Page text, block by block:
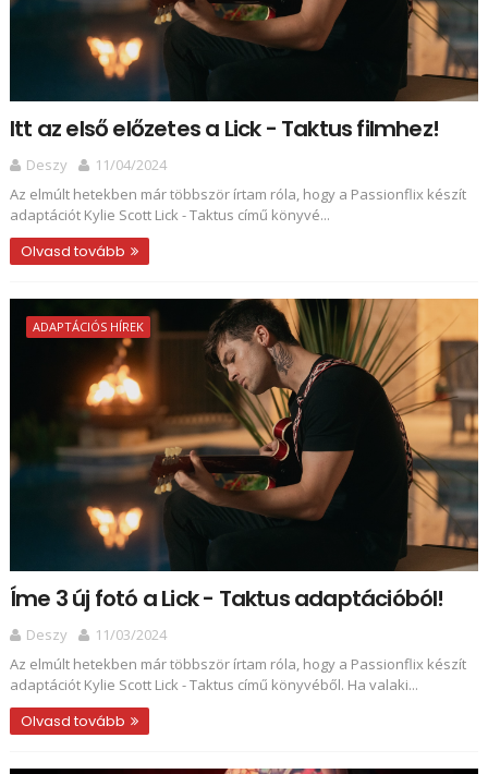
Itt az első előzetes a Lick - Taktus filmhez!
Deszy
11/04/2024
Az elmúlt hetekben már többször írtam róla, hogy a Passionflix készít
adaptációt Kylie Scott Lick - Taktus című könyvé...
Olvasd tovább
ADAPTÁCIÓS HÍREK
Íme 3 új fotó a Lick - Taktus adaptációból!
Deszy
11/03/2024
Az elmúlt hetekben már többször írtam róla, hogy a Passionflix készít
adaptációt Kylie Scott Lick - Taktus című könyvéből. Ha valaki...
Olvasd tovább